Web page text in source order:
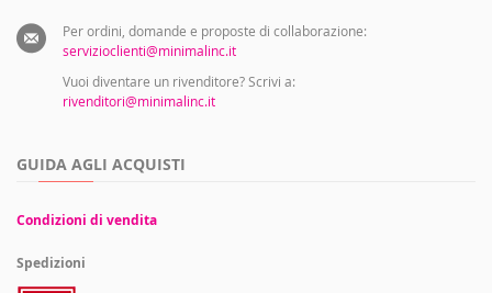
Per ordini, domande e proposte di collaborazione:
servizioclienti@minimalinc.it
Vuoi diventare un rivenditore? Scrivi a:
rivenditori@minimalinc.it
GUIDA AGLI ACQUISTI
Condizioni di vendita
Spedizioni